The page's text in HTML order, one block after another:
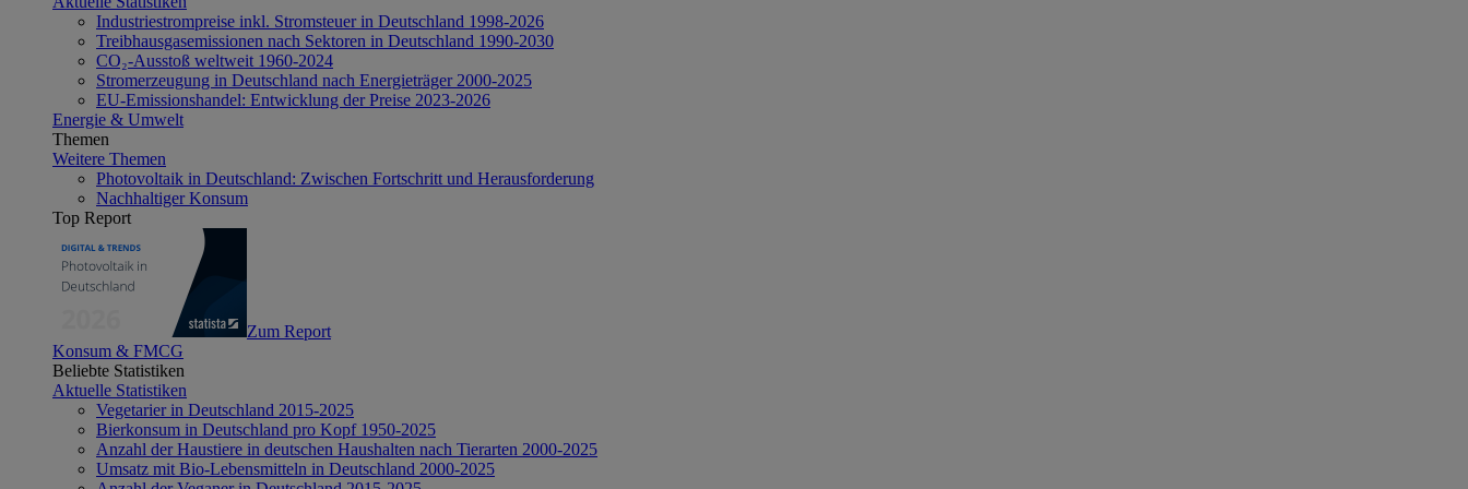
Industriestrompreise inkl. Stromsteuer in Deutschland 1998-2026
Treibhausgasemissionen nach Sektoren in Deutschland 1990-2030
CO₂-Ausstoß weltweit 1960-2024
Stromerzeugung in Deutschland nach Energieträger 2000-2025
EU-Emissionshandel: Entwicklung der Preise 2023-2026
Energie & Umwelt
Themen
Weitere Themen
Photovoltaik in Deutschland: Zwischen Fortschritt und Herausforderung
Nachhaltiger Konsum
Top Report
Zum Report
Konsum & FMCG
Beliebte Statistiken
Aktuelle Statistiken
Vegetarier in Deutschland 2015-2025
Bierkonsum in Deutschland pro Kopf 1950-2025
Anzahl der Haustiere in deutschen Haushalten nach Tierarten 2000-2025
Umsatz mit Bio-Lebensmitteln in Deutschland 2000-2025